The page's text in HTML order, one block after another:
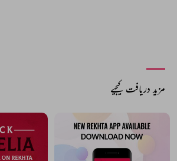
مزید دریافت کیجیے